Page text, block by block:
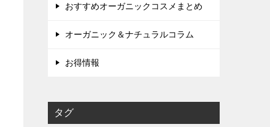
おすすめオーガニックコスメまとめ
オーガニック＆ナチュラルコラム
お得情報
タグ